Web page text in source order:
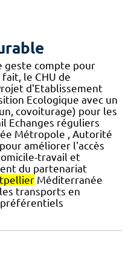
geste compte pour
le CHU de
d'Etablissement
Ecologique avec un
covoiturage) pour les
Echanges réguliers
Métropole , Autorité
améliorer l'accès
travail et
du partenariat
Méditerranée
transports en